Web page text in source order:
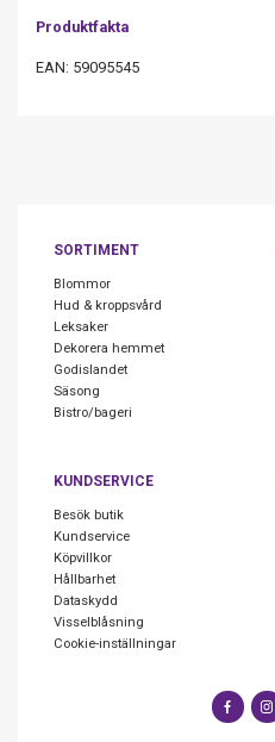
Produktfakta
EAN: 59095545
SORTIMENT
Blommor
Hud & kroppsvård
Leksaker
Dekorera hemmet
Godislandet
Säsong
Bistro/bageri
KUNDSERVICE
Besök butik
Kundservice
Köpvillkor
Hållbarhet
Dataskydd
Visselblåsning
Cookie-inställningar